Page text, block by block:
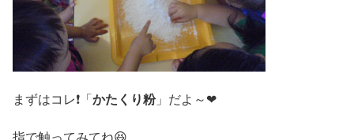
まずはコレ❗「 かたくり粉」だよ～❤
指で触ってみてね😆